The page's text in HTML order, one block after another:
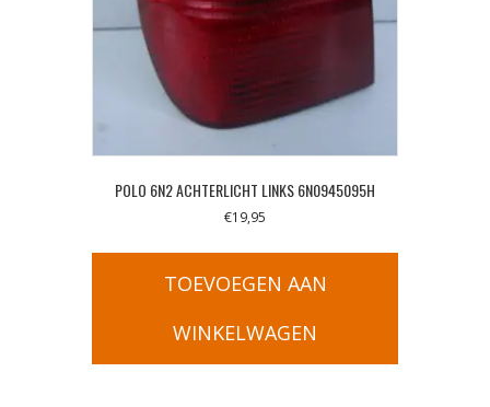
POLO 6N2 ACHTERLICHT LINKS 6N0945095H
€19,95
TOEVOEGEN AAN
WINKELWAGEN